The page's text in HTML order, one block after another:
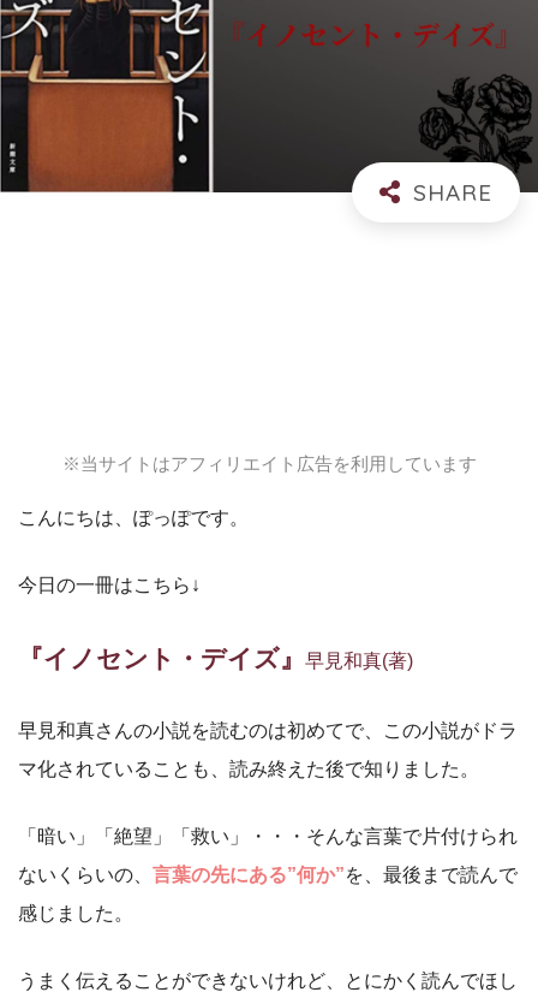
※当サイトはアフィリエイト広告を利用しています
こんにちは、ぽっぽです。
今日の一冊はこちら↓
『イノセント・デイズ』 早見和真(著)
早見和真さんの小説を読むのは初めてで、この小説がドラ
マ化されていることも、読み終えた後で知りました。
「暗い」「絶望」「救い」・・・そんな言葉で片付けられ
ないくらいの、 言葉の先にある”何か”を、最後まで読んで
感じました。
うまく伝えることができないけれど、とにかく読んでほし